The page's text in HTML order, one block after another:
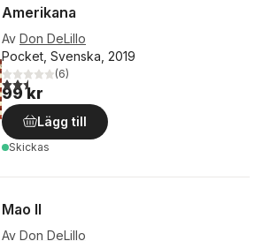
Amerikana
Av Don DeLillo
Pocket, Svenska, 2019
2,5utav 5 stjärnor. Totalt antal röster:
(6)
99 kr
Lägg till
Skickas
Mao II
Av Don DeLillo